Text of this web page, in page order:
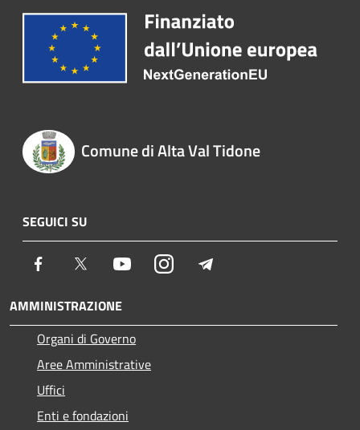
Comune di Alta Val Tidone
SEGUICI SU
Facebook Twitter YoutubeInstagram
AMMINISTRAZIONE
Organi di Governo
Aree Amministrative
Uffici
Enti e fondazioni